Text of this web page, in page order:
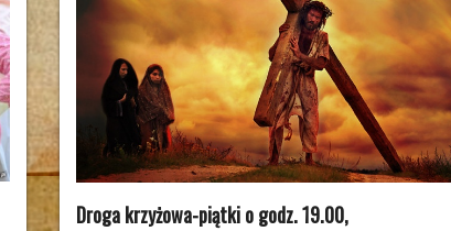
Droga krzyżowa-piątki o godz. 19.00,